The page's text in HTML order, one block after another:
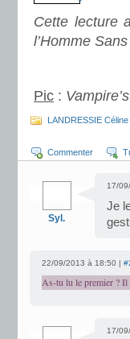
Cette lecture
l’Homme
Pic :
LANDRESSIE Céline
Commenter
Syl.
17/
Je
22/09/2013 à 18:50 |
As-tu lu le premier ? Il
17/